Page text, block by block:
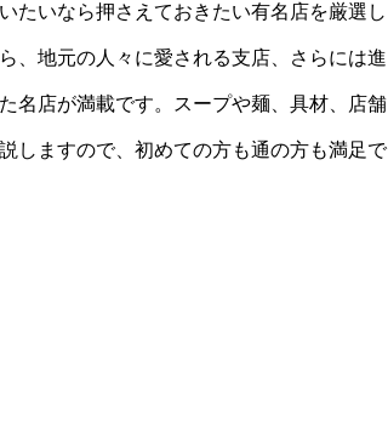
たいなら押さえておきたい有名店を厳選し
、地元の人々に愛される支店、さらには進
名店が満載です。スープや麺、具材、店舗
しますので、初めての方も通の方も満足で